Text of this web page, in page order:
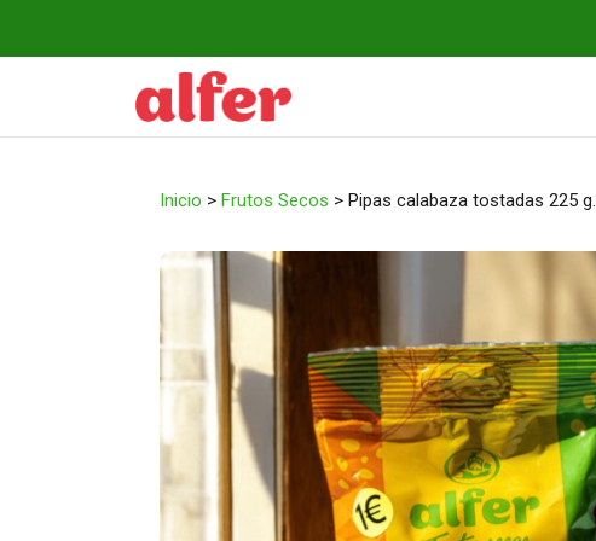
Inicio > Frutos Secos > Pipas calabaza tostadas 225 g.